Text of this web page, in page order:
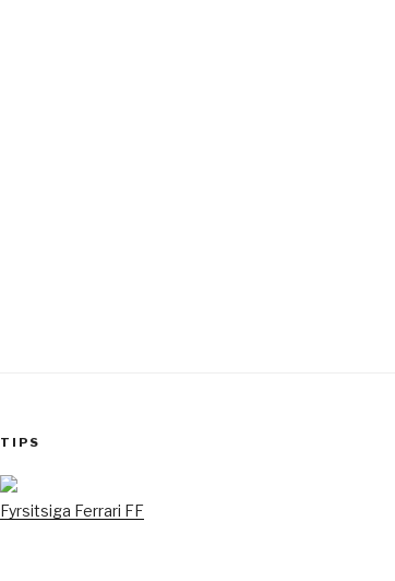
TIPS
Fyrsitsiga Ferrari FF